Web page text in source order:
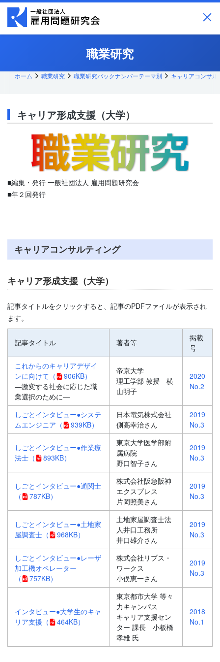
メ
ン
職業研究
ホーム 職業研究 職業研究バックナンバーテーマ別 キャリアコンサル
キャリア形成支援（大学）
■編集・発行 一般社団法人 雇用問題研究会
■年２回発行
キャリアコンサルティング
キャリア形成支援（大学）
記事タイトルをクリックすると、記事のPDFファイルが表示され
ます。
記事タイトル 著者等
掲載
号
これからのキャリアデザイ
ンに向けて （
906KB）
―激変する社会に応じた職
業選択のために―
帝京大学
理工学部 教授 横
山明子
2020
No.2
しごとインタビュー●システ
ムエンジニア （ 939KB）
日本電気株式会社
側高幸治さん
2019
No.3
しごとインタビュー●作業療
法士 （ 893KB）
東京大学医学部附
属病院
野口智子さん
2019
No.3
しごとインタビュー●通関士
（
787KB）
株式会社阪急阪神
エクスプレス
片岡照美さん
2019
No.3
しごとインタビュー●土地家
屋調査士 （ 968KB）
土地家屋調査士法
人井口工務所
井口雄介さん
2019
No.3
しごとインタビュー●レーザ
加工機オペレーター
（
757KB）
株式会社リプス・
ワークス
小俣恵一さん
2019
No.3
インタビュー●大学生のキャ
リア支援 （ 464KB）
東京都市大学 等々
力キャンパス
キャリア支援セン
ター 課長 小板橋
孝雄 氏
2018
No.1